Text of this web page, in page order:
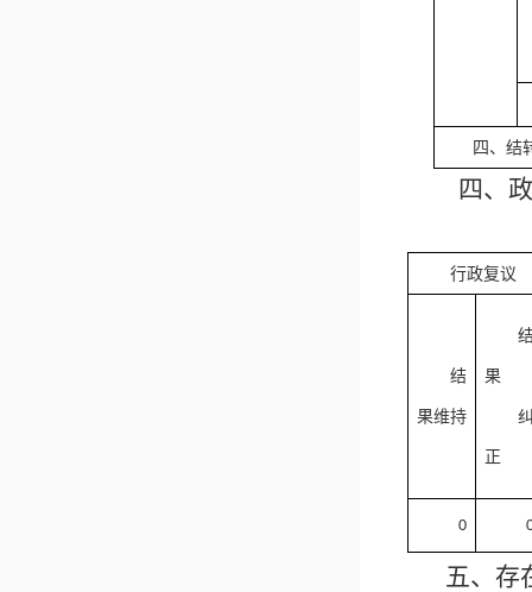
四、结
四、
行政复议
结
果维持
果
正
0
五、存